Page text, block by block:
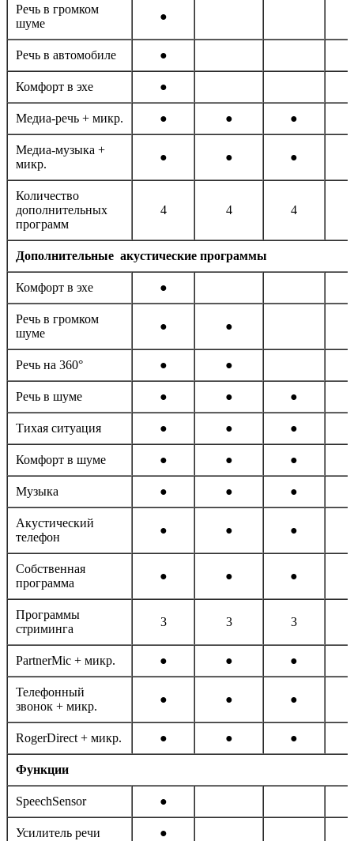
Речь в громком
шуме
●
Речь в автомобиле ●
Комфорт в эхе ●
Медиа-речь + микр. ● ● ●
Медиа-музыка +
микр.
● ● ●
Количество
дополнительных
программ
4 4 4
Дополнительные акустические программы
Комфорт в эхе ●
Речь в громком
шуме
● ●
Речь на 360° ● ●
Речь в шуме ● ● ●
Тихая ситуация ● ● ●
Комфорт в шуме ● ● ●
Музыка ● ● ●
Акустический
телефон
● ● ●
Собственная
программа
● ● ●
Программы
стриминга
3 3 3
PartnerMic + микр. ● ● ●
Телефонный
звонок + микр.
● ● ●
RogerDirect + микр. ● ● ●
Функции
SpeechSensor ●
Усилитель речи ●